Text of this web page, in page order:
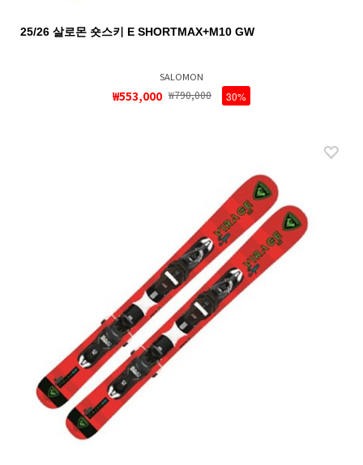
25/26 살로몬 숏스키 E SHORTMAX+M10 GW
SALOMON
₩553,000 ₩790,000 30%